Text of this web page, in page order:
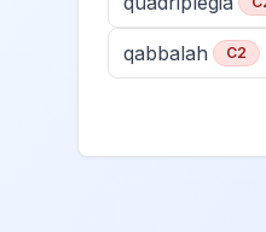
qabbalah C2